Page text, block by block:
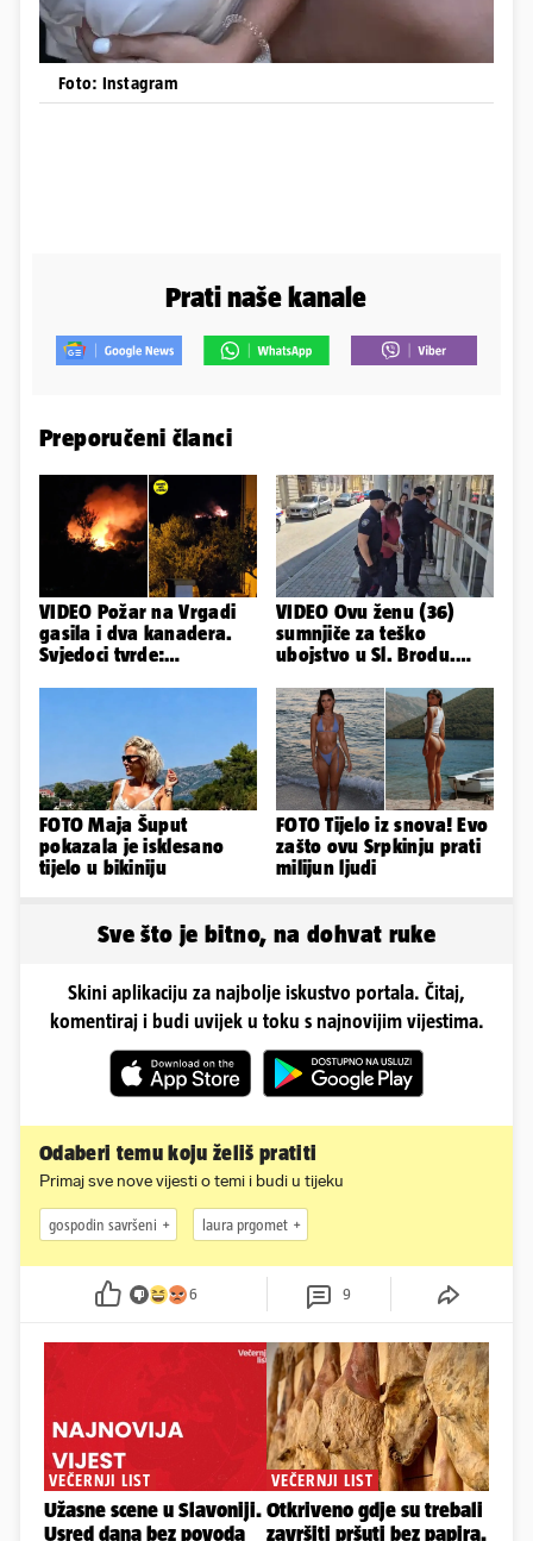
Foto: Instagram
Prati naše kanale
Preporučeni članci
VIDEO Požar na Vrgadi
gasila i dva kanadera.
Svjedoci tvrde:
VIDEO Ovu ženu (36)
sumnjiče za teško
ubojstvo u Sl. Brodu.
ispitivanje
FOTO Maja Šuput
pokazala je isklesano
tijelo u bikiniju
FOTO Tijelo iz snova! Evo
zašto ovu Srpkinju prati
milijun ljudi
Sve što je bitno, na dohvat ruke
Skini aplikaciju za najbolje iskustvo portala. Čitaj,
komentiraj i budi uvijek u toku s najnovijim vijestima.
Odaberi temu koju želiš pratiti
Primaj sve nove vijesti o temi i budi u tijeku
gospodin savršeni laura prgomet
6 9